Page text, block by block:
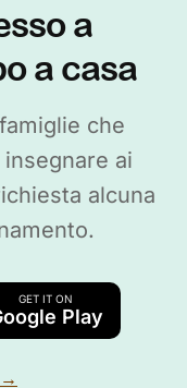
a
a casa
che
ai
alcuna
GET IT ON
Play
→